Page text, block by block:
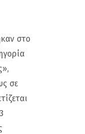
στο
σε